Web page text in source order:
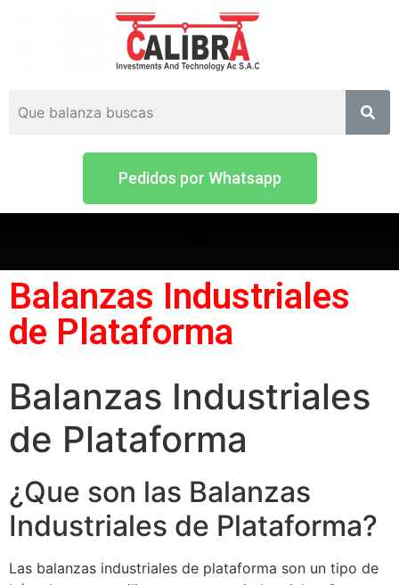
Pedidos por Whatsapp
Balanzas Industriales
de Plataforma
Balanzas Industriales
de Plataforma
¿Que son las Balanzas
Industriales de Plataforma?
Las balanzas industriales de plataforma son un tipo de